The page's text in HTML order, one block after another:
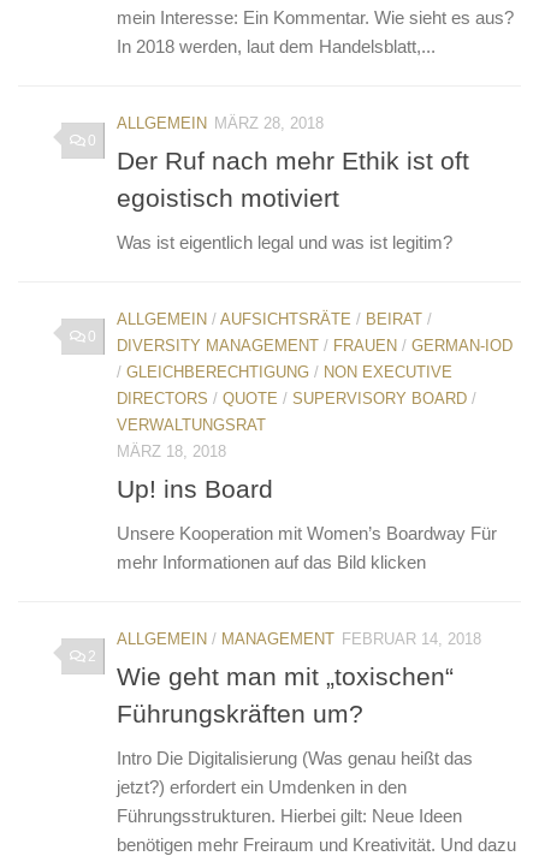
mein Interesse: Ein Kommentar. Wie sieht es aus?
In 2018 werden, laut dem Handelsblatt,...
0
ALLGEMEIN MÄRZ 28, 2018
Der Ruf nach mehr Ethik ist oft
egoistisch motiviert
Was ist eigentlich legal und was ist legitim?
0
ALLGEMEIN / AUFSICHTSRÄTE / BEIRAT /
DIVERSITY MANAGEMENT / FRAUEN / GERMAN-IOD
/ GLEICHBERECHTIGUNG / NON EXECUTIVE
DIRECTORS / QUOTE / SUPERVISORY BOARD /
VERWALTUNGSRAT
MÄRZ 18, 2018
Up! ins Board
Unsere Kooperation mit Women’s Boardway Für
mehr Informationen auf das Bild klicken
2
ALLGEMEIN / MANAGEMENT FEBRUAR 14, 2018
Wie geht man mit „toxischen“
Führungskräften um?
Intro Die Digitalisierung (Was genau heißt das
jetzt?) erfordert ein Umdenken in den
Führungsstrukturen. Hierbei gilt: Neue Ideen
benötigen mehr Freiraum und Kreativität. Und dazu